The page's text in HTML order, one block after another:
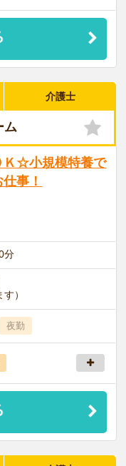
介護士
ム
☆小規模特養で
事！
分
）
夜勤